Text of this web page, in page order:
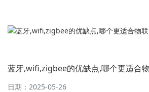
蓝牙,wifi,zigbee的优缺点,哪个更适合
日期：2025-05-26